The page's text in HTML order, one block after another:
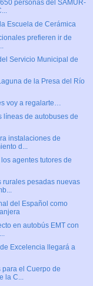
personas del SAMUR-
Escuela de Cerámica
prefieren ir de
Servicio Municipal de
de la Presa del Río
voy a regalarte…
líneas de autobuses de
instalaciones de
d...
agentes tutores de
rurales pesadas nuevas
del Español como
en autobús EMT con
Excelencia llegará a
para el Cuerpo de
la C...